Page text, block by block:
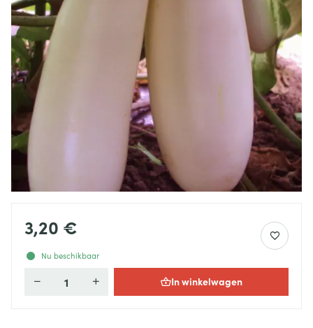
3,20 €
Nu beschikbaar
Aantal In winkelwagen